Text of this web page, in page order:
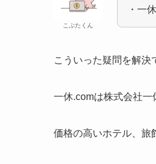
こぶたくん
・一
こういった疑問を解決
一休.comは株式会社一
価格の高いホテル、旅